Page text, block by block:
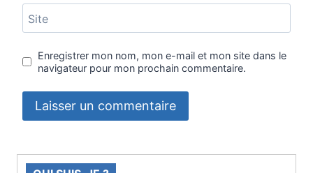
Site
Enregistrer mon nom, mon e-mail et mon site dans le
navigateur pour mon prochain commentaire.